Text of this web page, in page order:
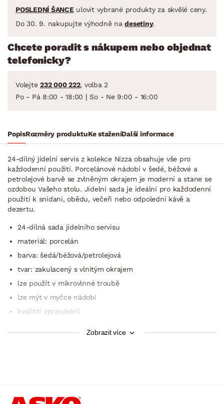
POSLEDNÍ ŠANCEulovit vybrané produkty za skvělé ceny.
Do 30. 9. nakupujte výhodně nadesetiny.
Chcete poradit s nákupem nebo objednat
telefonicky?
Volejte 232 000 222, volba 2
Po - Pá 8:00 - 18:00 | So - Ne 9:00 - 16:00
PopisRozměry produktuKe staženíDalší informace
24-dílný jídelní servis z kolekce Nizza obsahuje vše pro
každodenní použití. Porcelánové nádobí v šedé, béžové a
petrolejové barvě se zvlněným okrajem je moderní a stane se
ozdobou Vašeho stolu. Jídelní sada je ideální pro každodenní
použití k snídani, obědu, večeři nebo odpolední kávě a
dezertu.
24-dílná sada jídelního servisu
materiál: porcelán
barva: šedá/béžová/pe­trolejová
tvar: zakulacený s vlnitým okrajem
lze použít v mikrovlnné troubě
lze mýt v myčce nádobí
kvalitní zpracování
6 x talíř mělký (dezertní), průměr 22 cm (2 v každé barvě)
Zobrazit více